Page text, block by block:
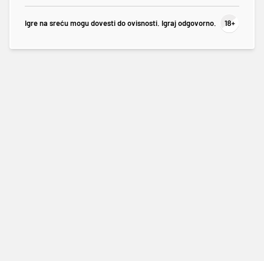
Igre na sreću mogu dovesti do ovisnosti. Igraj odgovorno.